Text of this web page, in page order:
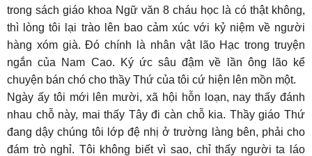
trong sách giáo khoa Ngữ văn 8 cháu học là có thật không,
thì lòng tôi lại trào lên bao cảm xúc với kỷ niệm về người
hàng xóm già. Đó chính là nhân vật lão Hạc trong truyện
ngắn của Nam Cao. Ký ức sâu đậm về lần ông lão kể
chuyện bán chó cho thầy Thứ của tôi cứ hiện lên mồn một.
Ngày ấy tôi mới lên mười, xã hội hỗn loạn, nay thấy đánh
nhau chỗ này, mai thấy Tây đi càn chỗ kia. Thầy giáo Thứ
đang dậy chúng tôi lớp đệ nhị ở trường làng bên, phải cho
đám trò nghỉ. Tôi không biết vì sao, chỉ thấy người ta láo